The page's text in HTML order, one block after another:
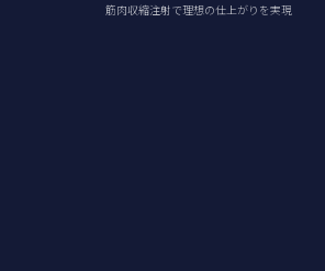
筋肉収縮注射で理想の仕上がりを実現